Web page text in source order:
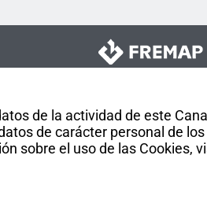
de la actividad de este
de carácter personal de los
sobre el uso de las Cookies,